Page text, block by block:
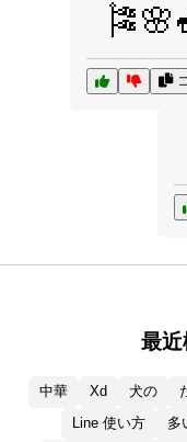
最
中華 Xd 犬の
Line 使い方
多